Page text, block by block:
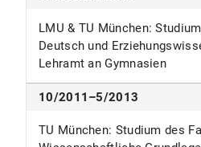
LMU & TU München:
Deutsch und
Lehramt an Gymnasien
10/2011–5/2013
TU München: Studium des